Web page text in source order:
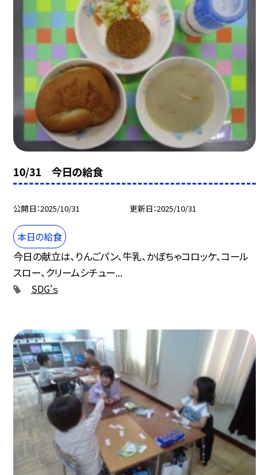
10/31 今日の給食
公開日 2025/10/31 更新日 2025/10/31
本日の給食
今日の献立は、りんごパン、牛乳、かぼちゃコロッケ、コール
スロー、クリームシチュー...
SDG’ｓ